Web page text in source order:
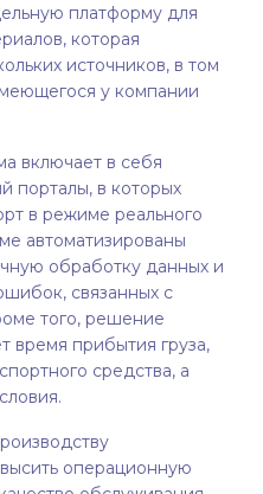
платформу для
которая
источников, в том
у компании
включает в себя
порталы, в которых
в режиме реального
автоматизированы
обработку данных и
связанных с
того, решение
время прибытия груза,
средства, а
операционную